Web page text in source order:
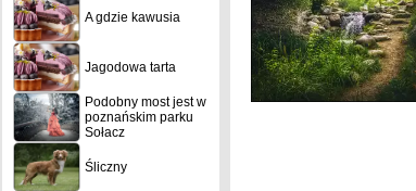
A gdzie kawusia
Jagodowa tarta
Podobny most jest w
poznańskim parku
Sołacz
Śliczny